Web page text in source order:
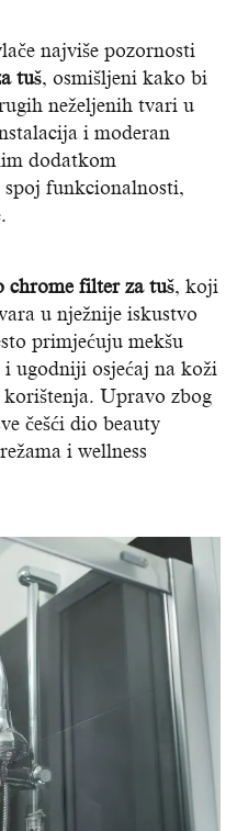
najviše pozornosti
tuš, osmišljeni kako bi
neželjenih tvari u
i moderan
dodatkom
spoj funkcionalnosti,
chrome filter za tuš, koji
u nježnije iskustvo
primjećuju mekšu
i ugodniji osjećaj na koži
Upravo zbog
češći dio beauty
i wellness